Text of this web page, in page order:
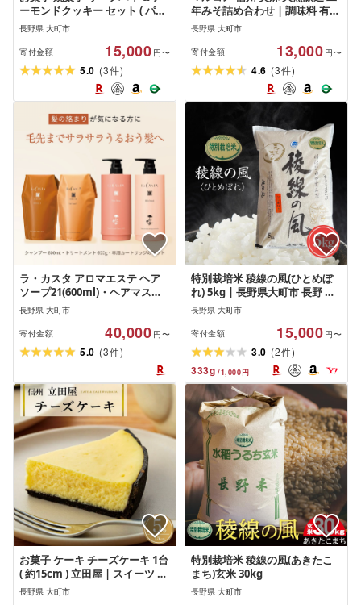
ーモンドクッキー セット ( パイ
8枚 & クッキー8本 ) 信州 立田屋
| スイーツ 手作り 洋菓子 国産
素材 老舗菓子店 人気 おすすめ
デザート 焼き菓子 ギフト プレ
ゼント 高級感 保存食 送料無料
長野県 大町市 ふるさと納税
長野県 大町市
寄付金額 15,000 円〜
5.0 (3件)
年みそ詰め合わせ | 調味料 有名
店 天然醸造 二年熟成 信州味噌
詰め合わせ 人気 おすすめ 味噌
発酵食品 無添加 健康志向 和食
調味料 ギフト 保存食 送料無料
長野県 大町市 ふるさと納税
長野県 大町市
寄付金額 13,000 円〜
4.6 (3件)
ラ・カスタ アロマエステ ヘア
ソープ21(600ml)・ヘアマスク
21(600g) セット(リフィル+詰め
替え容器)| ラカスタ La CASTA
| ラカスタ La CASTA ヘアソー
プ ヘアマスク シャンプー リン
ス トリートメント 髪 ヘアケア
長野県 大町市
寄付金額 40,000 円〜
5.0 (3件)
特別栽培米 稜線の風(ひとめぼ
れ) 5kg | 長野県大町市 長野 長
野県 大町 大町市 信州 ふるさと
納税 楽天ふるさと納税 支援 支
援品 返礼品 お礼の品 返礼 特産
品 特産 米 こめ コメ お米 おこめ
ごはん ご飯 特別栽培米 減農薬
ひとめぼれ 精米 精米5kg
長野県 大町市
寄付金額 15,000 円〜
3.0 (2件)
333g /1,000円
お菓子 ケーキ チーズケーキ 1台
( 約15cm ) 立田屋 | スイーツ 手
作り 洋菓子 老舗菓子店 人気 お
すすめ デザート リピーター多
長野県 大町市
特別栽培米 稜線の風(あきたこ
まち)玄米 30kg
長野県 大町市